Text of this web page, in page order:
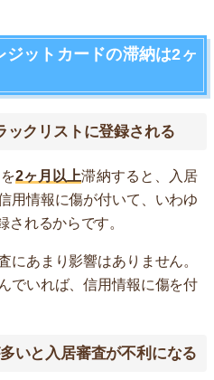
ジットカードの滞納は2ヶ
ックリストに登録される
2ヶ月以上滞納すると、入居
用情報に傷が付いて、いわゆ
されるからです。
にあまり影響はありません。
でいれば、信用情報に傷を付
いと入居審査が不利になる